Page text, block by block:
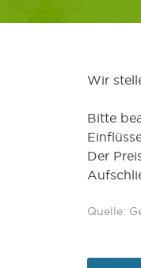
Wir
Bitte
Der
Quelle: